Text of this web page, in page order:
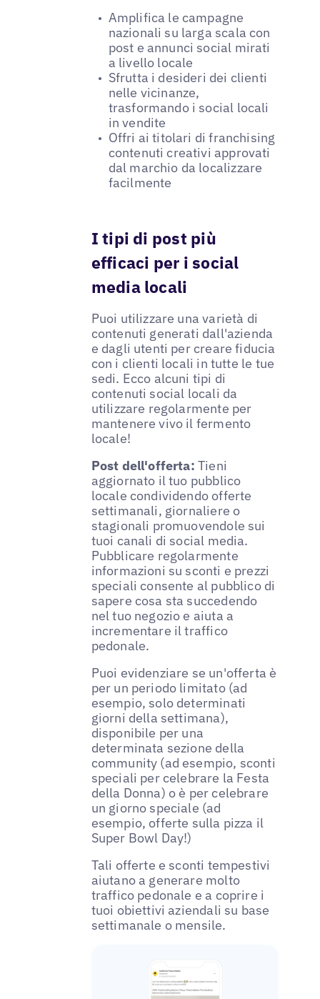
Amplifica le campagne
nazionali su larga scala con
post e annunci social mirati
a livello locale
Sfrutta i desideri dei clienti
nelle vicinanze,
trasformando i social locali
in vendite
Offri ai titolari di franchising
contenuti creativi approvati
dal marchio da localizzare
facilmente
I tipi di post più
efficaci per i social
media locali
Puoi utilizzare una varietà di
contenuti generati dall'azienda
e dagli utenti per creare fiducia
con i clienti locali in tutte le tue
sedi. Ecco alcuni tipi di
contenuti social locali da
utilizzare regolarmente per
mantenere vivo il fermento
locale!
Post dell'offerta: Tieni
aggiornato il tuo pubblico
locale condividendo offerte
settimanali, giornaliere o
stagionali promuovendole sui
tuoi canali di social media.
Pubblicare regolarmente
informazioni su sconti e prezzi
speciali consente al pubblico di
sapere cosa sta succedendo
nel tuo negozio e aiuta a
incrementare il traffico
pedonale.
Puoi evidenziare se un'offerta è
per un periodo limitato (ad
esempio, solo determinati
giorni della settimana),
disponibile per una
determinata sezione della
community (ad esempio, sconti
speciali per celebrare la Festa
della Donna) o è per celebrare
un giorno speciale (ad
esempio, offerte sulla pizza il
Super Bowl Day!)
Tali offerte e sconti tempestivi
aiutano a generare molto
traffico pedonale e a coprire i
tuoi obiettivi aziendali su base
settimanale o mensile.